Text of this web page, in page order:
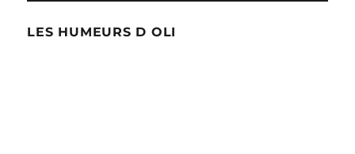
LES HUMEURS D OLI